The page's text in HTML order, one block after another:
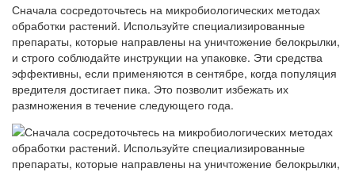
Сначала сосредоточьтесь на микробиологических методах
обработки растений. Используйте специализированные
препараты, которые направлены на уничтожение белокрылки,
и строго соблюдайте инструкции на упаковке. Эти средства
эффективны, если применяются в сентябре, когда популяция
вредителя достигает пика. Это позволит избежать их
размножения в течение следующего года.